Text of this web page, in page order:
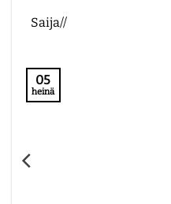
Saija//
05
heinä